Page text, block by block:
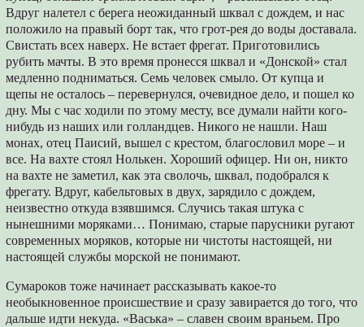
Вдруг налетел с берега неожиданный шквал с дождем, и нас
положило на правый борт так, что грот-рея до воды доставала.
Свистать всех наверх. Не встает фрегат. Приготовились
рубить мачты. В это время пронесся шквал и «Донской» стал
медленно подниматься. Семь человек смыло. От купца и
щепы не осталось – перевернулся, очевидное дело, и пошел ко
дну. Мы с час ходили по этому месту, все думали найти кого-
нибудь из наших или голландцев. Никого не нашли. Наш
монах, отец Паисий, вышел с крестом, благословил море – и
все. На вахте стоял Нолькен. Хороший офицер. Ни он, никто
на вахте не заметил, как эта сволочь, шквал, подобрался к
фрегату. Вдруг, кабельтовых в двух, зарядило с дождем,
неизвестно откуда взявшимся. Случись такая штука с
нынешними моряками… Понимаю, старые парусники ругают
современных моряков, которые ни чистоты настоящей, ни
настоящей службы морской не понимают.
Сумароков тоже начинает рассказывать какое-то
необыкновенное происшествие и сразу завирается до того, что
дальше идти некуда. «Васька» – славен своим враньем. Про